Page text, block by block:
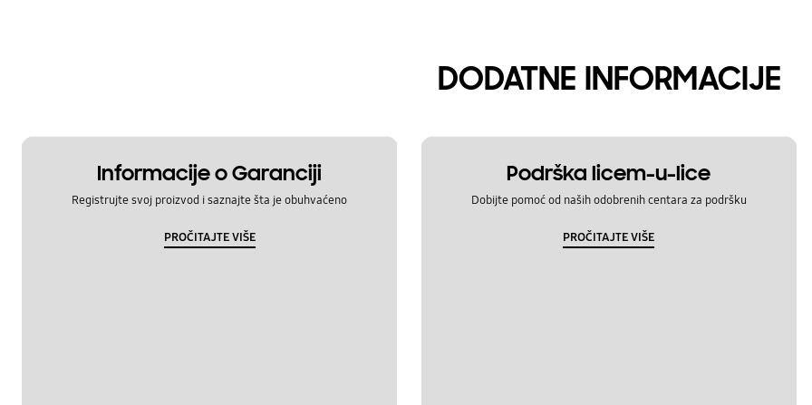
DODATNE INFORMACIJE
Informacije o Garanciji
Registrujte svoj proizvod i saznajte šta je obuhvaćeno
PROČITAJTE VIŠE
Podrška licem-u-lice
Dobijte pomoć od naših odobrenih centara za podršku
PROČITAJTE VIŠE